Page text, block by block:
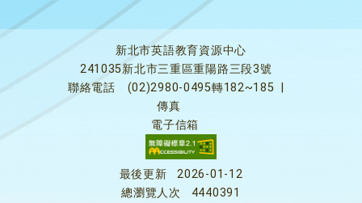
新北市英語教育資源中心
241035新北市三重區重陽路三段3號
聯絡電話
(02)2980-0495轉182~185
傳真
電子信箱
最後更新
2026-01-12
總瀏覽人次
4440391